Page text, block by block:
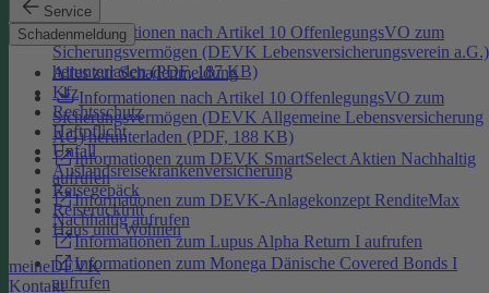
Service
Schadenmeldung
Alles zur Schadenmeldung
Kfz
Rechtsschutz
Haftpflicht
Unfall
Auslandsreisekrankenversicherung
Reisegepäck
Reiserücktritt
Haus und Wohnen
meineDEVK
Kontakt
Informationen nach Artikel 10 OffenlegungsVO zum
Sicherungsvermögen (DEVK Lebensversicherungsverein a.G.)
herunterladen (PDF, 187 KB)
Informationen nach Artikel 10 OffenlegungsVO zum
Sicherungsvermögen (DEVK Allgemeine Lebensversicherung
AG) herunterladen (PDF, 188 KB)
Informationen zum DEVK SmartSelect Aktien Nachhaltig
aufrufen
Informationen zum DEVK-Anlagekonzept RenditeMax
Nachhaltig aufrufen
Informationen zum Lupus Alpha Return I aufrufen
Informationen zum Monega Dänische Covered Bonds I
aufrufen